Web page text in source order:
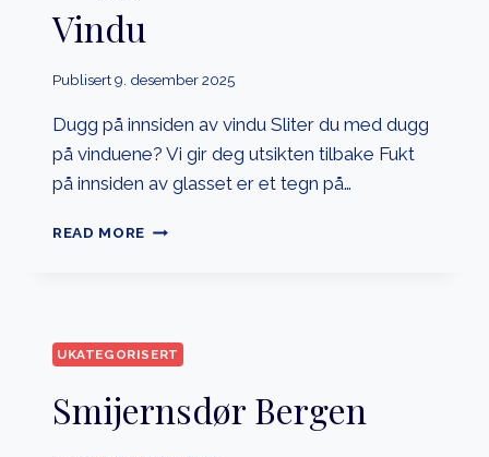
Vindu
Publisert9. desember 2025
Dugg på innsiden av vindu Sliter du med dugg
på vinduene? Vi gir deg utsikten tilbake Fukt
på innsiden av glasset er et tegn på…
READ MORE DUGG
UKATEGORISERT
Smijernsdør Bergen